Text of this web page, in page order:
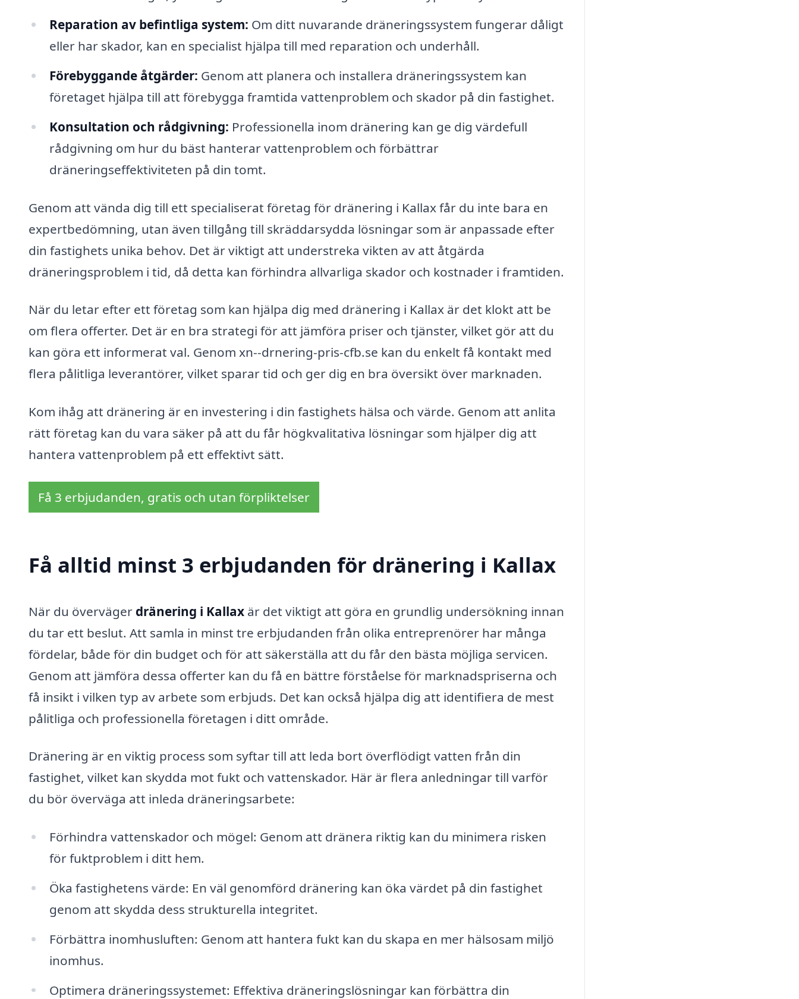
Reparation av befintliga system: Om ditt nuvarande dräneringssystem fungerar dåligt
eller har skador, kan en specialist hjälpa till med reparation och underhåll.
Förebyggande åtgärder: Genom att planera och installera dräneringssystem kan
företaget hjälpa till att förebygga framtida vattenproblem och skador på din fastighet.
Konsultation och rådgivning: Professionella inom dränering kan ge dig värdefull
rådgivning om hur du bäst hanterar vattenproblem och förbättrar
dräneringseffektiviteten på din tomt.
Genom att vända dig till ett specialiserat företag för dränering i Kallax får du inte bara en
expertbedömning, utan även tillgång till skräddarsydda lösningar som är anpassade efter
din fastighets unika behov. Det är viktigt att understreka vikten av att åtgärda
dräneringsproblem i tid, då detta kan förhindra allvarliga skador och kostnader i framtiden.
När du letar efter ett företag som kan hjälpa dig med dränering i Kallax är det klokt att be
om flera offerter. Det är en bra strategi för att jämföra priser och tjänster, vilket gör att du
kan göra ett informerat val. Genom xn--drnering-pris-cfb.se kan du enkelt få kontakt med
flera pålitliga leverantörer, vilket sparar tid och ger dig en bra översikt över marknaden.
Kom ihåg att dränering är en investering i din fastighets hälsa och värde. Genom att anlita
rätt företag kan du vara säker på att du får högkvalitativa lösningar som hjälper dig att
hantera vattenproblem på ett effektivt sätt.
Få 3 erbjudanden, gratis och utan förpliktelser
Få alltid minst 3 erbjudanden för dränering i Kallax
När du överväger dränering i Kallax är det viktigt att göra en grundlig undersökning innan
du tar ett beslut. Att samla in minst tre erbjudanden från olika entreprenörer har många
fördelar, både för din budget och för att säkerställa att du får den bästa möjliga servicen.
Genom att jämföra dessa offerter kan du få en bättre förståelse för marknadspriserna och
få insikt i vilken typ av arbete som erbjuds. Det kan också hjälpa dig att identifiera de mest
pålitliga och professionella företagen i ditt område.
Dränering är en viktig process som syftar till att leda bort överflödigt vatten från din
fastighet, vilket kan skydda mot fukt och vattenskador. Här är flera anledningar till varför
du bör överväga att inleda dräneringsarbete:
Förhindra vattenskador och mögel: Genom att dränera riktig kan du minimera risken
för fuktproblem i ditt hem.
Öka fastighetens värde: En väl genomförd dränering kan öka värdet på din fastighet
genom att skydda dess strukturella integritet.
Förbättra inomhusluften: Genom att hantera fukt kan du skapa en mer hälsosam miljö
inomhus.
Optimera dräneringssystemet: Effektiva dräneringslösningar kan förbättra din